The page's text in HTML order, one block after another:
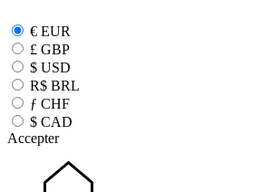
€ EUR
£ GBP
$ USD
R$ BRL
ƒ CHF
$ CAD
Accepter